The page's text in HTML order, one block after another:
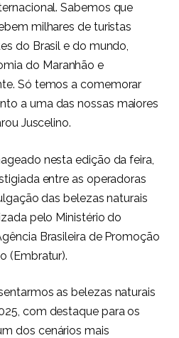
Sabemos que
milhares de turistas
do Brasil e do mundo,
do Maranhão e
Só temos a comemorar
a uma das nossas maiores
Juscelino.
nesta edição da feira,
entre as operadoras
das belezas naturais
pelo Ministério do
Brasileira de Promoção
(Embratur).
as belezas naturais
com destaque para os
dos cenários mais